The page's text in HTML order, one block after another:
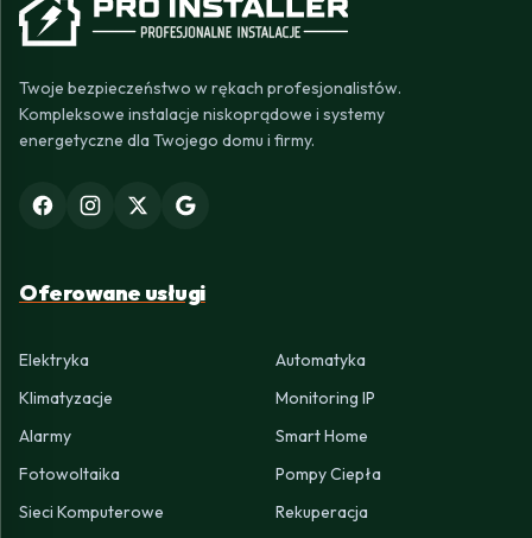
Twoje bezpieczeństwo w rękach profesjonalistów.
Kompleksowe instalacje niskoprądowe i systemy
energetyczne dla Twojego domu i firmy.
Oferowane usługi
Elektryka
Automatyka
Klimatyzacje
Monitoring IP
Alarmy
Smart Home
Fotowoltaika
Pompy Ciepła
Sieci Komputerowe
Rekuperacja